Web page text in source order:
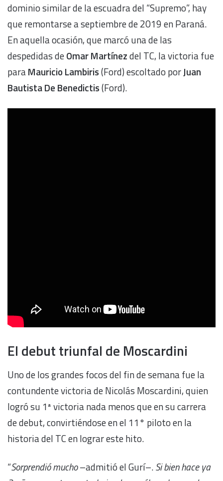
dominio similar de la escuadra del “Supremo”, hay
que remontarse a septiembre de 2019 en Paraná.
En aquella ocasión, que marcó una de las
despedidas deOmar Martínezdel TC, la victoria fue
paraMauricio Lambiris(Ford) escoltado porJuan
Bautista De Benedictis(Ford).
El debut triunfal de Moscardini
Uno de los grandes focos del fin de semana fue la
contundente victoria de Nicolás Moscardini, quien
logró su 1ª victoria nada menos que en su carrera
de debut, convirtiéndose en el 11° piloto en la
historia del TC en lograr este hito.
“Sorprendió mucho–admitió el Gurí–.Si bien hace ya